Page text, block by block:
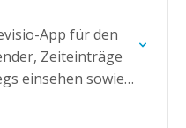
App für den
Zeiteinträge
einsehen sowie